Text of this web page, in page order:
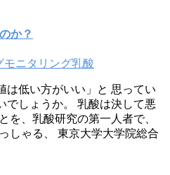
か？
モニタリング乳酸
は低い方がいい」と 思ってい
でしょうか。 乳酸は決して悪
を、乳酸研究の第一人者で、
しゃる、 東京大学大学院総合